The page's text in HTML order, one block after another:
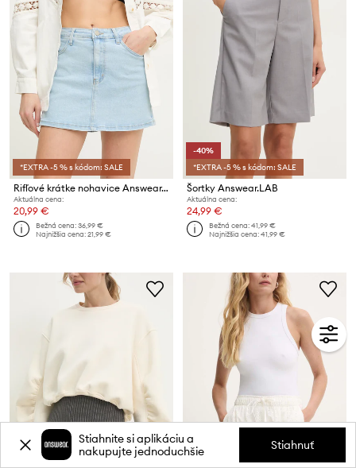
*EXTRA -5 % s kódom: SALE
Rifľové krátke nohavice Answear.LAB
Aktuálna cena:
20,99 €
Bežná cena:36,99 €
Najnižšia cena:21,99 €
-40%
*EXTRA -5 % s kódom: SALE
Šortky Answear.LAB
Aktuálna cena:
24,99 €
Bežná cena:41,99 €
Najnižšia cena:41,99 €
Stiahnite si aplikáciu a
nakupujte jednoduchšie
Stiahnuť